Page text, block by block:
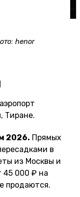
henor
Тиране.
2026. Прямых
в
из Москвы и
45 000 ₽ на
продаются.